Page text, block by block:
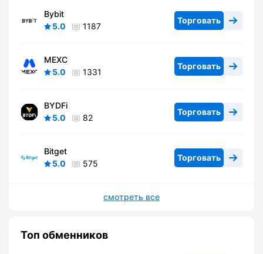
Bybit
5.0
1187
Торговать
MEXC
5.0
1331
Торговать
BYDFi
5.0
82
Торговать
Bitget
5.0
575
Торговать
смотреть все
Топ обменников